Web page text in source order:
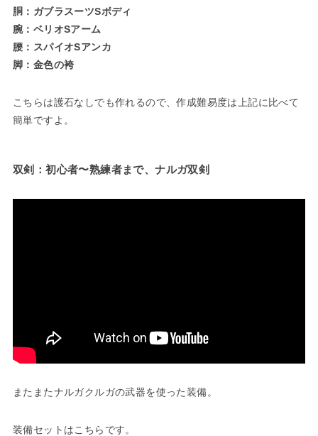
胴：ガブラスーツSボディ
腕：ベリオSアーム
腰：スパイオSアンカ
脚：金色の袴
こちらは護石なしでも作れるので、作成難易度は上記に比べて
簡単ですよ。
双剣：初心者〜熟練者まで、ナルガ双剣
またまたナルガクルガの武器を使った装備。
装備セットはこちらです。